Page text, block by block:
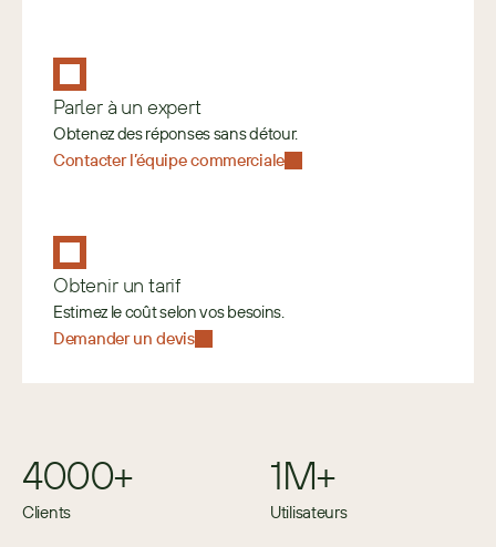
Parler à un expert
Obtenez des réponses sans détour.
Contacter l’équipe commerciale
Obtenir un tarif
Estimez le coût selon vos besoins.
Demander un devis
4000+
Clients
1M+
Utilisateurs